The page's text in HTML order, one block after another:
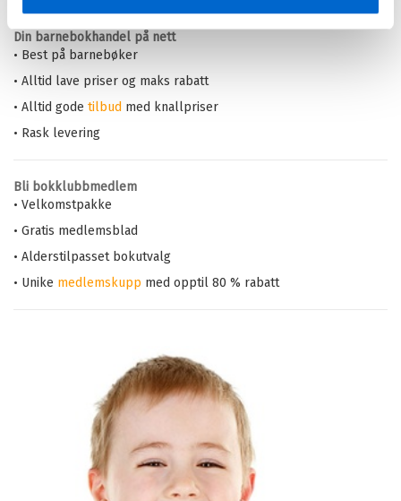
Din barnebokhandel på nett
• Best på barnebøker
• Alltid lave priser og maks rabatt
• Alltid gode tilbud med knallpriser
• Rask levering
Bli bokklubbmedlem
• Velkomstpakke
• Gratis medlemsblad
• Alderstilpasset bokutvalg
• Unike medlemskupp med opptil 80 % rabatt